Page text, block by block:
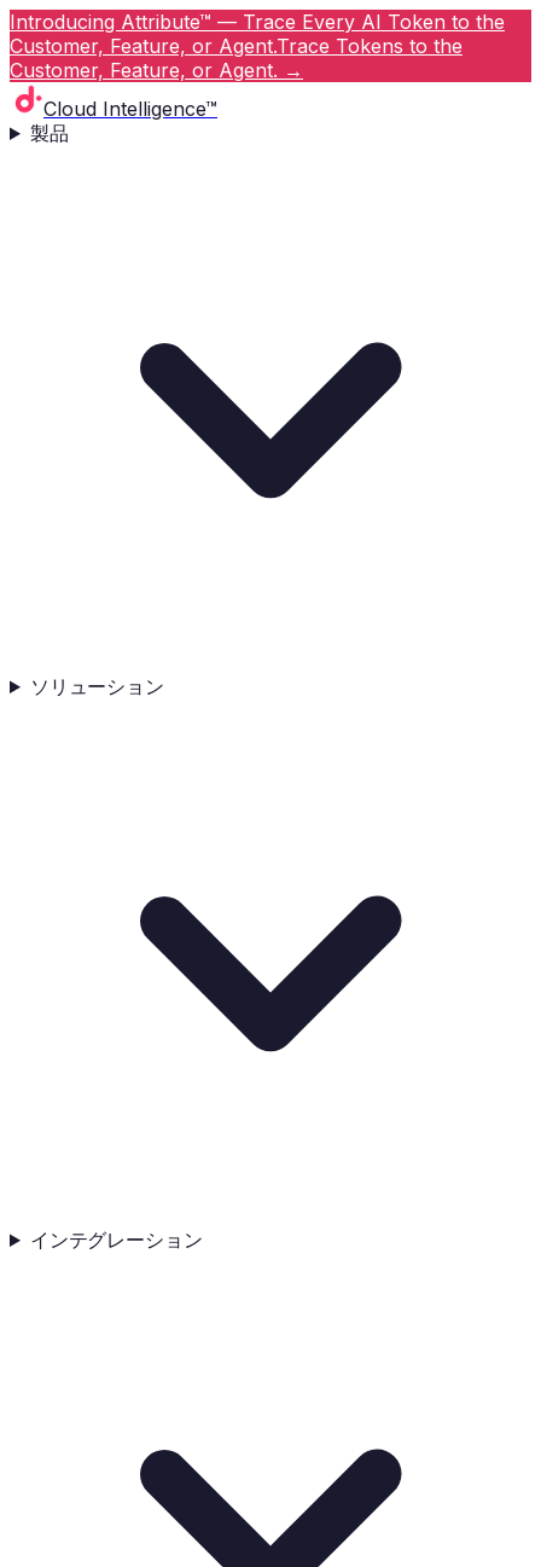
Introducing Attribute™ — Trace Every AI Token to the
Customer, Feature, or Agent.Trace Tokens to the
Customer, Feature, or Agent. →
Cloud Intelligence™
製品
ソリューション
インテグレーション